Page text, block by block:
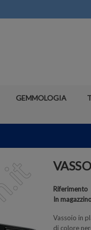
GEMMOLOGIA
Riferimento
In
Vassoio in
di colore